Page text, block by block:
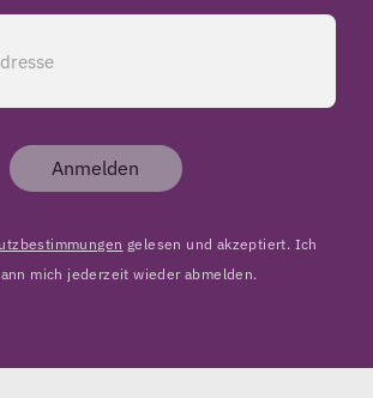
Anmelden
gelesen und akzeptiert. Ich
mich jederzeit wieder abmelden.